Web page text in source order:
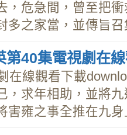
，危急間，曾至把
多之家當，並傳旨
第40集電視劇在
在線觀看下載
，求年相助，並將
害雍之事全推在九